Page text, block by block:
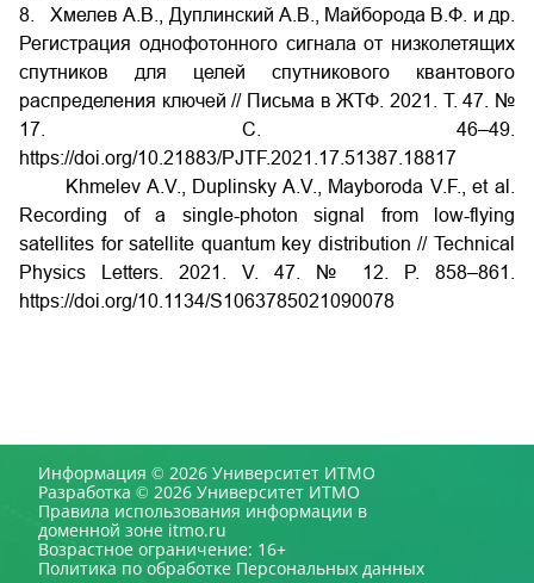
8. Хмелев А.В., Дуплинский А.В., Майборода В.Ф. и др.
Регистрация однофотонного сигнала от низколетящих
спутников для целей спутникового квантового
распределения ключей // Письма в ЖТФ. 2021. Т. 47. №
17. С. 46–49.
https://doi.org/10.21883/PJTF.2021.17.51387.18817
Khmelev A.V., Duplinsky A.V., Mayboroda V.F., et al.
Recording of a single-photon signal from low-flying
satellites for satellite quantum key distribution // Technical
Physics Letters. 2021. V. 47. № 12. P. 858–861.
https://doi.org/10.1134/S1063785021090078
Информация © 2026 Университет ИТМО
Разработка © 2026 Университет ИТМО
Правила использования информации в
доменной зоне itmo.ru
Возрастное ограничение: 16+
Политика по обработке Персональных данных